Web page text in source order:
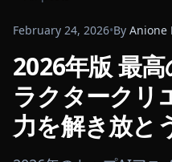
February 24, 2026•By Anione
2026年版 最
ラクタークリ
力を解き放と